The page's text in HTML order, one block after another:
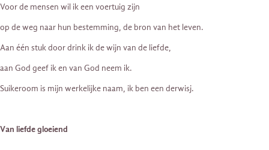
Voor de mensen wil ik een voertuig zijn
op de weg naar hun bestemming, de bron van het leven.
Aan één stuk door drink ik de wijn van de liefde,
aan God geef ik en van God neem ik.
Suikeroom is mijn werkelijke naam, ik ben een derwisj.
Van liefde gloeiend